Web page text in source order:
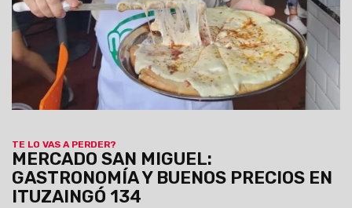
TE LO VAS A PERDER?
MERCADO SAN MIGUEL:
GASTRONOMÍA Y BUENOS PRECIOS EN
ITUZAINGÓ 134
salteños y turistas a disfrutar de los sabores de siempre a
precios accesibles.